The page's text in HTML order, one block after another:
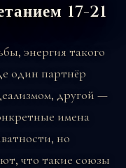
17-21
энергия такого
один партнёр
другой —
имена
но
что такие союзы